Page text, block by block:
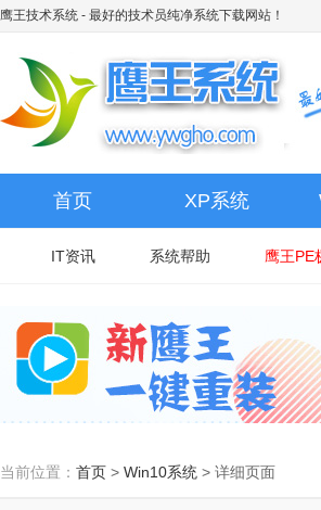
鹰王技术系统 - 最好的技术员纯净系统下载网站！
首页 XP系统
IT资讯 系统帮助 鹰王PE
当前位置： 首页 > Win10系统 > 详细页面